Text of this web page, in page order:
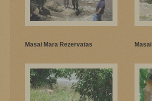
Masai Mara Rezervatas